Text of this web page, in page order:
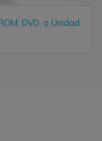
DVD, o Unidad